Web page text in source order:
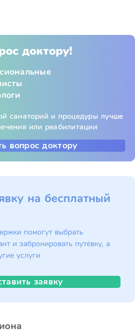
доктору!
санаторий и процедуры лучше
или реабилитации
вопрос доктору
на бесплатный
помогут выбрать
и забронировать путёвку, а
услуги
заявку